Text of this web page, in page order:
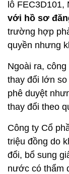
lô FEC3D101,
với hồ sơ
trường hợp
quyền nhưng
Ngoài ra,
thay đổi lớn
phê duyệt
thay đổi theo
Công ty Cổ
triệu đồng do
đổi, bổ sung
nước có thẩm